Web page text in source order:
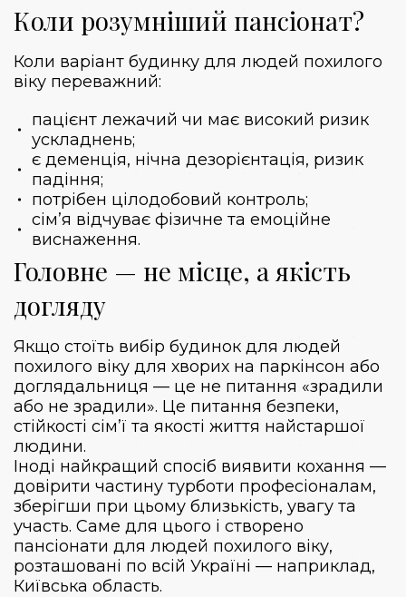
Коли розумніший пансіонат?
Коли варіант будинку для людей похилого
віку переважний:
пацієнт лежачий чи має високий ризик
ускладнень;
є деменція, нічна дезорієнтація, ризик
падіння;
потрібен цілодобовий контроль;
сім’я відчуває фізичне та емоційне
виснаження.
Головне — не місце, а якість
догляду
Якщо стоїть вибір будинок для людей
похилого віку для хворих на паркінсон або
доглядальниця — це не питання «зрадили
або не зрадили». Це питання безпеки,
стійкості сім’ї та якості життя найстаршої
людини.
Іноді найкращий спосіб виявити кохання —
довірити частину турботи професіоналам,
зберігши при цьому близькість, увагу та
участь. Саме для цього і створено
пансіонати для людей похилого віку,
розташовані по всій Україні — наприклад,
Київська область.